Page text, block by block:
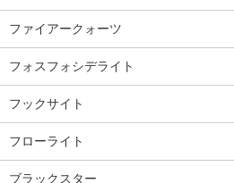
ファイアークォーツ
フォスフォシデライト
フックサイト
フローライト
ブラックスター